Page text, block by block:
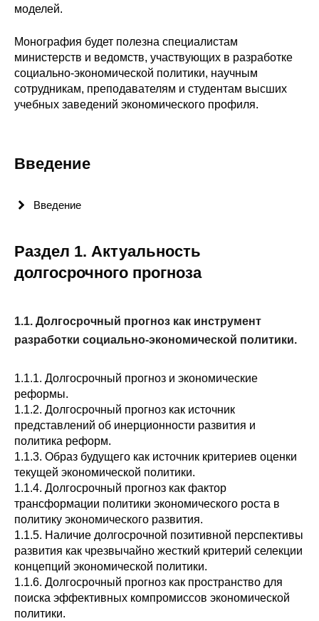
О журнале
Выпуски
Семинары
Энергетический семинар
Российско-французский семинар
Inforum
Ученый совет
Материалы
Регулярные прогнозы
Квартальный прогноз
моделей.
Монография будет полезна специалистам
министерств и ведомств, участвующих в разработке
социально-экономической политики, научным
сотрудникам, преподавателям и студентам высших
учебных заведений экономического профиля.
Введение
Введение
Раздел 1. Актуальность
долгосрочного прогноза
1.1. Долгосрочный прогноз как инструмент
разработки социально-экономической политики.
1.1.1. Долгосрочный прогноз и экономические
реформы.
1.1.2. Долгосрочный прогноз как источник
представлений об инерционности развития и
политика реформ.
1.1.3. Образ будущего как источник критериев оценки
текущей экономической политики.
1.1.4. Долгосрочный прогноз как фактор
трансформации политики экономического роста в
политику экономического развития.
1.1.5. Наличие долгосрочной позитивной перспективы
развития как чрезвычайно жесткий критерий селекции
концепций экономической политики.
1.1.6. Долгосрочный прогноз как пространство для
поиска эффективных компромиссов экономической
политики.